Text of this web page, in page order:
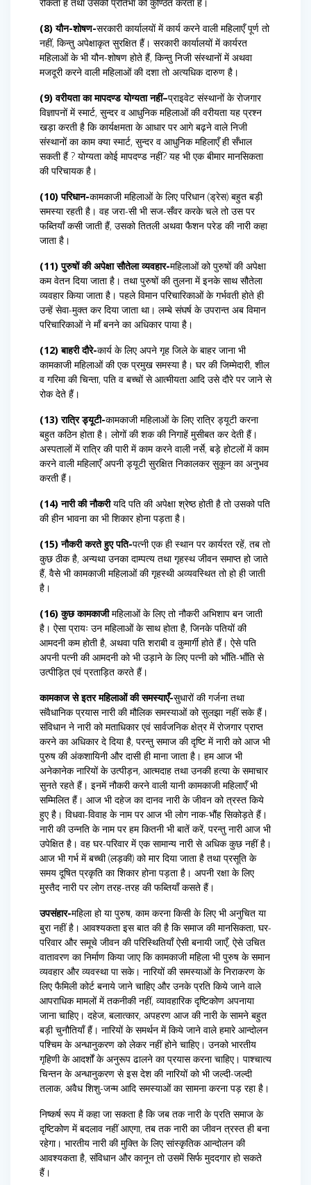
रोकता है तथा उसकी प्रतिभा को कुण्ठित करता है।
(8) यौन-शोषण-सरकारी कार्यालयों में कार्य करने वाली महिलाएँ पूर्ण तो
नहीं, किन्तु अपेक्षाकृत सुरक्षित हैं। सरकारी कार्यालयों में कार्यरत
महिलाओं के भी यौन-शोषण होते हैं, किन्तु निजी संस्थानों में अथवा
मजदूरी करने वाली महिलाओं की दशा तो अत्यधिक दारुण है।
(9) वरीयता का मापदण्ड योग्यता नहीं–प्राइवेट संस्थानों के रोजगार
विज्ञापनों में स्मार्ट, सुन्दर व आधुनिक महिलाओं की वरीयता यह प्रश्न
खड़ा करती है कि कार्यक्षमता के आधार पर आगे बढ़ने वाले निजी
संस्थानों का काम क्या स्मार्ट, सुन्दर व आधुनिक महिलाएँ ही सँभाल
सकती हैं ? योग्यता कोई मापदण्ड नहीं? यह भी एक बीमार मानसिकता
की परिचायक है।
(10) परिधान-कामकाजी महिलाओं के लिए परिधान (ड्रेस) बहुत बड़ी
समस्या रहती है। वह जरा-सी भी सज-सँवर करके चले तो उस पर
फब्तियाँ कसी जाती हैं, उसको तितली अथवा फैशन परेड की नारी कहा
जाता है।
(11) पुरुषों की अपेक्षा सौतेला व्यवहार-महिलाओं को पुरुषों की अपेक्षा
कम वेतन दिया जाता है। तथा पुरुषों की तुलना में इनके साथ सौतेला
व्यवहार किया जाता है। पहले विमान परिचारिकाओं के गर्भवती होते ही
उन्हें सेवा-मुक्त कर दिया जाता था। लम्बे संघर्ष के उपरान्त अब विमान
परिचारिकाओं ने माँ बनने का अधिकार पाया है।
(12) बाहरी दौरे-कार्य के लिए अपने गृह जिले के बाहर जाना भी
कामकाजी महिलाओं की एक प्रमुख समस्या है। घर की जिम्मेदारी, शील
व गरिमा की चिन्ता, पति व बच्चों से आत्मीयता आदि उसे दौरे पर जाने से
रोक देते हैं।
(13) रात्रि ड्यूटी-कामकाजी महिलाओं के लिए रात्रि ड्यूटी करना
बहुत कठिन होता है। लोगों की शक की निगाहें मुसीबत कर देती हैं।
अस्पतालों में रात्रि की पारी में काम करने वाली नर्से, बड़े होटलों में काम
करने वाली महिलाएँ अपनी ड्यूटी सुरक्षित निकालकर सुकून का अनुभव
करती हैं।
(14) नारी की नौकरीयदि पति की अपेक्षा श्रेष्ठ होती है तो उसको पति
की हीन भावना का भी शिकार होना पड़ता है।
(15) नौकरी करते हुए पति-पत्नी एक ही स्थान पर कार्यरत रहें, तब तो
कुछ ठीक है, अन्यथा उनका दाम्पत्य तथा गृहस्थ जीवन समाप्त हो जाते
हैं, वैसे भी कामकाजी महिलाओं की गृहस्थी अव्यवस्थित तो हो ही जाती
है।
(16) कुछ कामकाजीमहिलाओं के लिए तो नौकरी अभिशाप बन जाती
है। ऐसा प्रायः उन महिलाओं के साथ होता है, जिनके पतियों की
आमदनी कम होती है, अथवा पति शराबी व कुमार्गी होते हैं। ऐसे पति
अपनी पत्नी की आमदनी को भी उड़ाने के लिए पत्नी को भाँति-भाँति से
उत्पीड़ित एवं प्रताड़ित करते हैं।
कामकाज से इतर महिलाओं की समस्याएँ-सुधारों की गर्जना तथा
संवैधानिक प्रयास नारी की मौलिक समस्याओं को सुलझा नहीं सके हैं।
संविधान ने नारी को मताधिकार एवं सार्वजनिक क्षेत्र में रोजगार प्राप्त
करने का अधिकार दे दिया है, परन्तु समाज की दृष्टि में नारी को आज भी
पुरुष की अंकशायिनी और दासी ही माना जाता है। हम आज भी
अनेकानेक नारियों के उत्पीड़न, आत्मदाह तथा उनकी हत्या के समाचार
सुनते रहते हैं। इनमें नौकरी करने वाली यानी कामकाजी महिलाएँ भी
सम्मिलित हैं। आज भी दहेज का दानव नारी के जीवन को त्रस्त किये
हुए है। विधवा-विवाह के नाम पर आज भी लोग नाक-भौंह सिकोड़ते हैं।
नारी की उन्नति के नाम पर हम कितनी भी बातें करें, परन्तु नारी आज भी
उपेक्षित है। वह घर-परिवार में एक सामान्य नारी से अधिक कुछ नहीं है।
आज भी गर्भ में बच्ची (लड़की) को मार दिया जाता है तथा प्रसूति के
समय दूषित प्रकृति का शिकार होना पड़ता है। अपनी रक्षा के लिए
मुस्तैद नारी पर लोग तरह-तरह की फब्तियाँ कसते हैं।
उपसंहार-महिला हो या पुरुष, काम करना किसी के लिए भी अनुचित या
बुरा नहीं है। आवश्यकता इस बात की है कि समाज की मानसिकता, घर-
परिवार और समूचे जीवन की परिस्थितियाँ ऐसी बनायी जाएँ, ऐसे उचित
वातावरण का निर्माण किया जाए कि कामकाजी महिला भी पुरुष के समान
व्यवहार और व्यवस्था पा सके। नारियों की समस्याओं के निराकरण के
लिए फैमिली कोर्ट बनाये जाने चाहिए और उनके प्रति किये जाने वाले
आपराधिक मामलों में तकनीकी नहीं, व्यावहारिक दृष्टिकोण अपनाया
जाना चाहिए। दहेज, बलात्कार, अपहरण आज की नारी के सामने बहुत
बड़ी चुनौतियाँ हैं। नारियों के समर्थन में किये जाने वाले हमारे आन्दोलन
पश्चिम के अन्धानुकरण को लेकर नहीं होने चाहिए। उनको भारतीय
गृहिणी के आदर्शों के अनुरूप ढालने का प्रयास करना चाहिए। पाश्चात्य
चिन्तन के अन्धानुकरण से इस देश की नारियों को भी जल्दी-जल्दी
तलाक, अवैध शिशु-जन्म आदि समस्याओं का सामना करना पड़ रहा है।
निष्कर्ष रूप में कहा जा सकता है कि जब तक नारी के प्रति समाज के
दृष्टिकोण में बदलाव नहीं आएगा, तब तक नारी का जीवन त्रस्त ही बना
रहेगा। भारतीय नारी की मुक्ति के लिए सांस्कृतिक आन्दोलन की
आवश्यकता है, संविधान और कानून तो उसमें सिर्फ मुददगार हो सकते
हैं।